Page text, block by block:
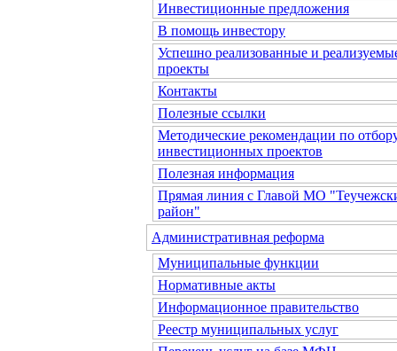
Инвестиционные предложения
В помощь инвестору
Успешно реализованные и
проекты
Контакты
Полезные ссылки
Методические рекомендации по
инвестиционных проектов
Полезная информация
Прямая линия с Главой МО
район"
Административная реформа
Муниципальные функции
Нормативные акты
Информационное правительство
Реестр муниципальных услуг